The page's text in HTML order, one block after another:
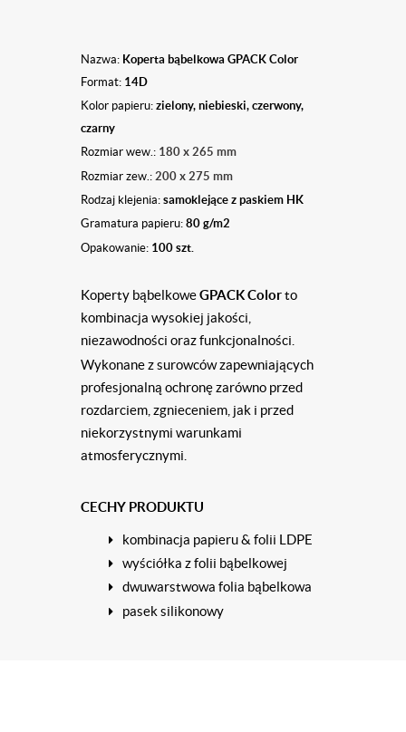
Nazwa: Koperta bąbelkowa GPACK Color
Format: 14D
Kolor papieru:zielony, niebieski, czerwony,
czarny
Rozmiar wew.: 180 x 265 mm
Rozmiar zew.:200 x 275 mm
Rodzaj klejenia:samoklejące z paskiem HK
Gramatura papieru:80 g/m2
Opakowanie: 100 szt.
Koperty bąbelkoweGPACK Colorto
kombinacja wysokiej jakości,
niezawodności oraz funkcjonalności.
Wykonane z surowców zapewniających
profesjonalną ochronę zarówno przed
rozdarciem, zgnieceniem, jak i przed
niekorzystnymi warunkami
atmosferycznymi.
CECHY PRODUKTU
kombinacja papieru & folii LDPE
wyściółka z folii bąbelkowej
dwuwarstwowa folia bąbelkowa
pasek silikonowy